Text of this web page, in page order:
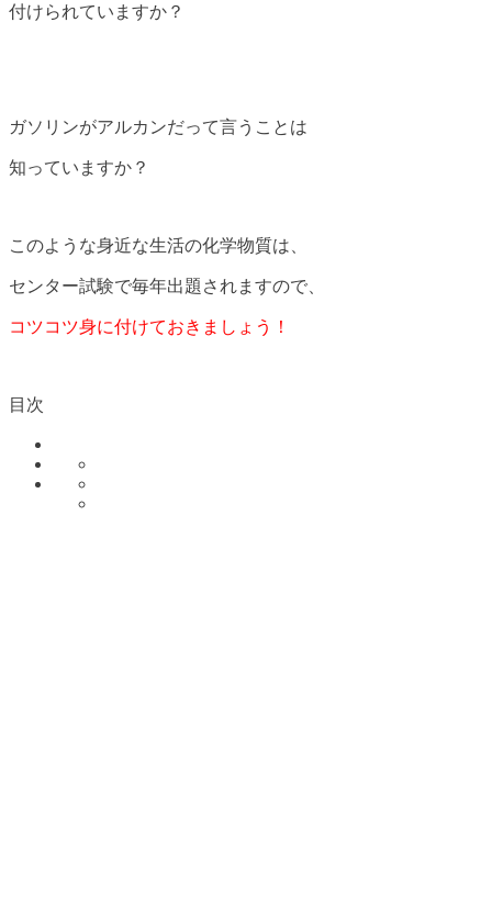
付けられていますか？
ガソリンがアルカンだって言うことは
知っていますか？
このような身近な生活の化学物質は、
センター試験で毎年出題されますので、
コツコツ身に付けておきましょう！
目次